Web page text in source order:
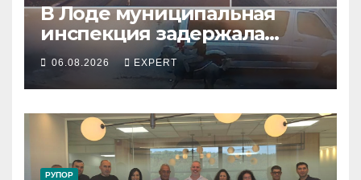
В Лоде муниципальная
инспекция задержала
подростка, устроившего
опасную скачку на лошади
по улицам города
06.08.2026 EXPERT
РУПОР